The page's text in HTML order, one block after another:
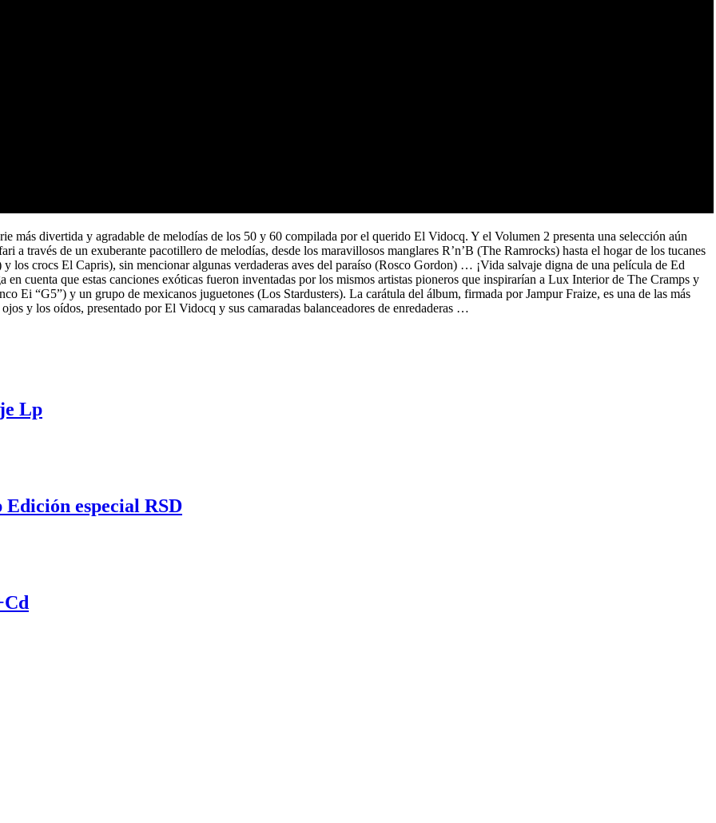
más divertida y agradable de melodías de los 50 y 60 compilada por el querido El Vidocq. Y el Volumen 2 presenta una selección aún
a través de un exuberante pacotillero de melodías, desde los maravillosos manglares R’n’B (The Ramrocks) hasta el hogar de los tucanes
los crocs El Capris), sin mencionar algunas verdaderas aves del paraíso (Rosco Gordon) … ¡Vida salvaje digna de una película de Ed
cuenta que estas canciones exóticas fueron inventadas por los mismos artistas pioneros que inspirarían a Lux Interior de The Cramps y
Ei “G5”) y un grupo de mexicanos juguetones (Los Stardusters). La carátula del álbum, firmada por Jampur Fraize, es una de las más
y los oídos, presentado por El Vidocq y sus camaradas balanceadores de enredaderas …
Lp
especial RSD